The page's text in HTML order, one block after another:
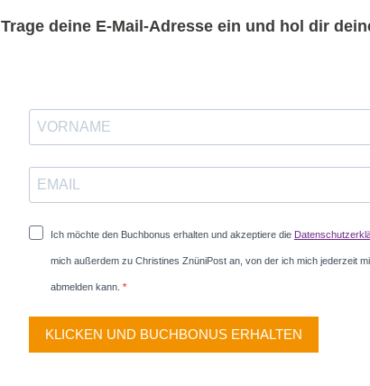
Trage deine E-Mail-Adresse ein und hol dir
Ich möchte den Buchbonus erhalten und akzeptiere die
mich außerdem zu Christines ZnüniPost an, von der ich mich jederzeit
abmelden kann.
KLICKEN UND BUCHBONUS ERHALTEN